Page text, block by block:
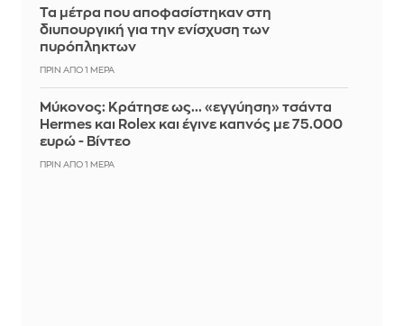
Τα μέτρα που αποφασίστηκαν στη
διυπουργική για την ενίσχυση των
πυρόπληκτων
ΠΡΙΝ ΑΠΌ 1 ΜΈΡΑ
Μύκονος: Κράτησε ως... «εγγύηση» τσάντα
Hermes και Rolex και έγινε καπνός με 75.000
ευρώ - Βίντεο
ΠΡΙΝ ΑΠΌ 1 ΜΈΡΑ